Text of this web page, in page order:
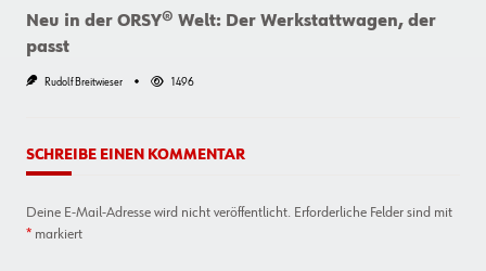
Neu in der ORSY® Welt: Der Werkstattwagen, der
passt
Rudolf Breitwieser 1496
SCHREIBE EINEN KOMMENTAR
Deine E-Mail-Adresse wird nicht veröffentlicht. Erforderliche Felder sind mit
* markiert